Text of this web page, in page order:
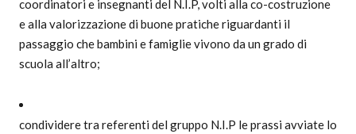
coordinatori e insegnanti del N.I.P, volti alla co-costruzione
e alla valorizzazione di buone pratiche riguardanti il
passaggio che bambini e famiglie vivono da un grado di
scuola all’altro;
condividere tra referenti del gruppo N.I.P le prassi avviate lo